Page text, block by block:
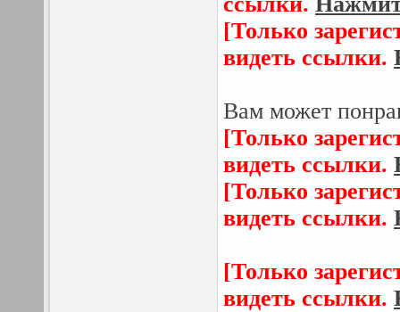
[Только
видеть ссылки.
Вам может
[Только
видеть ссылки.
[Только
видеть ссылки.
[Только
видеть ссылки.